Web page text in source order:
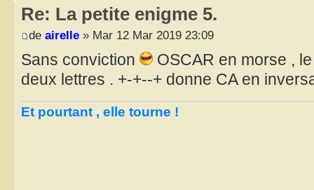
Re: La petite enigme 5.
de airelle » Mar 12 Mar 2019 23:09
Sans conviction
OSCAR en morse ,
deux lettres . +-+--+ donne CA en
Et pourtant , elle tourne !